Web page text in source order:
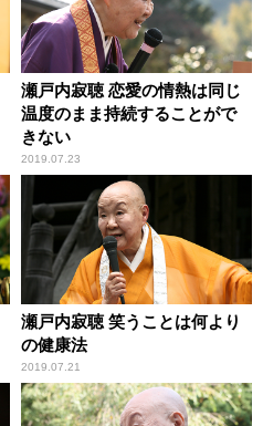
瀬戸内寂聴 恋愛の情熱は同じ
温度のまま持続することがで
きない
2019.07.23
瀬戸内寂聴 笑うことは何より
の健康法
2019.07.21